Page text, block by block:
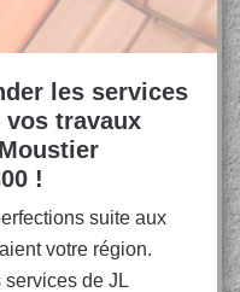
les services
travaux
!
suite aux
votre région.
services de JL